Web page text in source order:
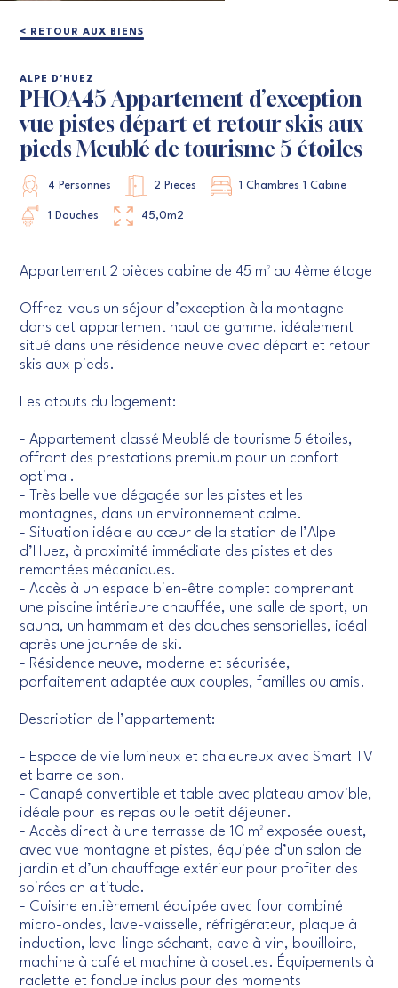
< RETOUR AUX BIENS
ALPE D'HUEZ
PHOA45 Appartement d’exception
vue pistes départ et retour skis aux
pieds Meublé de tourisme 5 étoiles
4 Personnes 2 Pieces 1 Chambres 1 Cabine
1 Douches 45,0m2
Appartement 2 pièces cabine de 45 m² au 4ème étage
Offrez-vous un séjour d’exception à la montagne
dans cet appartement haut de gamme, idéalement
situé dans une résidence neuve avec départ et retour
skis aux pieds.
Les atouts du logement:
- Appartement classé Meublé de tourisme 5 étoiles,
offrant des prestations premium pour un confort
optimal.
- Très belle vue dégagée sur les pistes et les
montagnes, dans un environnement calme.
- Situation idéale au cœur de la station de l’Alpe
d’Huez, à proximité immédiate des pistes et des
remontées mécaniques.
- Accès à un espace bien-être complet comprenant
une piscine intérieure chauffée, une salle de sport, un
sauna, un hammam et des douches sensorielles, idéal
après une journée de ski.
- Résidence neuve, moderne et sécurisée,
parfaitement adaptée aux couples, familles ou amis.
Description de l’appartement:
- Espace de vie lumineux et chaleureux avec Smart TV
et barre de son.
- Canapé convertible et table avec plateau amovible,
idéale pour les repas ou le petit déjeuner.
- Accès direct à une terrasse de 10 m² exposée ouest,
avec vue montagne et pistes, équipée d’un salon de
jardin et d’un chauffage extérieur pour profiter des
soirées en altitude.
- Cuisine entièrement équipée avec four combiné
micro-ondes, lave-vaisselle, réfrigérateur, plaque à
induction, lave-linge séchant, cave à vin, bouilloire,
machine à café et machine à dosettes. Équipements à
raclette et fondue inclus pour des moments